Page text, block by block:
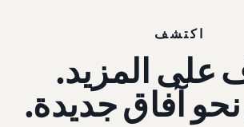
اكتشف
على المزيد.
آفاق جديدة.